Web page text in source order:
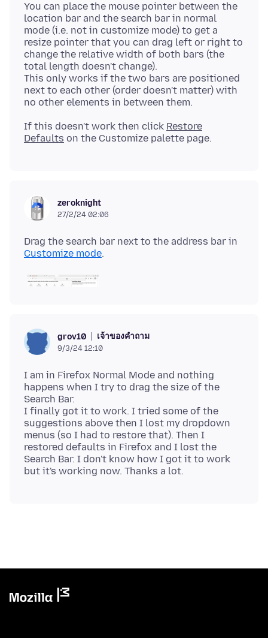
You can place the mouse pointer between the
location bar and the search bar in normal
mode (i.e. not in customize mode) to get a
resize pointer that you can drag left or right to
change the relative width of both bars (the
total length doesn't change).
This only works if the two bars are positioned
next to each other (order doesn't matter) with
If this doesn't work then click Restore
Defaults
zeroknight
27/2/24 02:06
Drag the search bar next to the address bar in
Customize mode
grov10 เจ้าของคำถาม
9/3/24 12:10
I am in Firefox Normal Mode and nothing
happens when I try to drag the size of the
Search Bar.
I finally got it to work. I tried some of the
suggestions above then I lost my dropdown
menus (so I had to restore that). Then I
restored defaults in Firefox and I lost the
Search Bar. I don't know how I got it to work